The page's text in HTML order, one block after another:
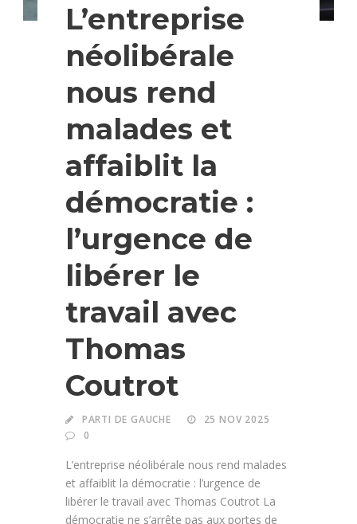
L’entreprise
néolibérale
nous rend
malades et
affaiblit la
démocratie :
l’urgence de
libérer le
travail avec
Thomas
Coutrot
PARTI DE GAUCHE
25 NOV 2025
0
L’entreprise néolibérale nous rend malades
et affaiblit la démocratie : l’urgence de
libérer le travail avec Thomas Coutrot La
démocratie ne s’arrête pas aux portes de